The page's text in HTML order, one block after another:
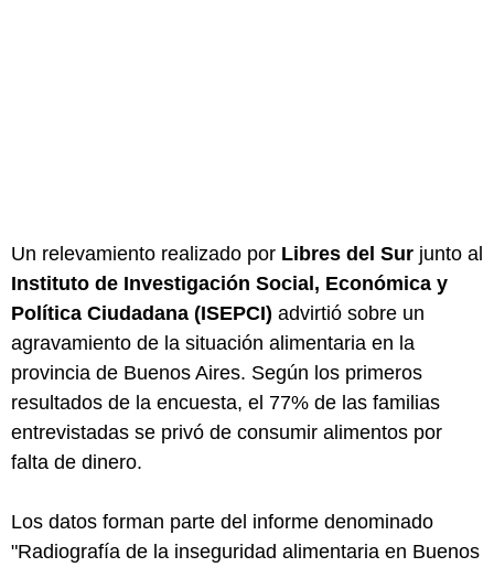
Un relevamiento realizado por Libres del Sur junto al
Instituto de Investigación Social, Económica y
Política Ciudadana (ISEPCI) advirtió sobre un
agravamiento de la situación alimentaria en la
provincia de Buenos Aires. Según los primeros
resultados de la encuesta, el 77% de las familias
entrevistadas se privó de consumir alimentos por
falta de dinero.
Los datos forman parte del informe denominado
"Radiografía de la inseguridad alimentaria en Buenos